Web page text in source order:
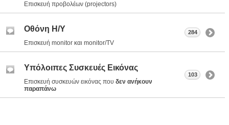
Επισκευή προβολέων (projectors)
Οθόνη Η/Υ
Επισκευή monitor και monitor/TV
284
Υπόλοιπες Συσκευές Εικόνας
Επισκευή συσκευών εικόνας που δεν ανήκουν
παραπάνω
103